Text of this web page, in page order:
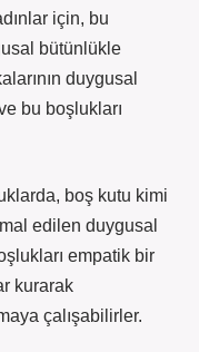
için, bu
bütünlükle
duygusal
bu boşlukları
boş kutu kimi
edilen duygusal
empatik bir
kurarak
çalışabilirler.